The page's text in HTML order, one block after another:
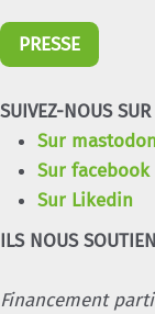
PRESSE
SUIVEZ-NOUS
Sur
Sur facebook
Sur Likedin
ILS NOUS
Financement